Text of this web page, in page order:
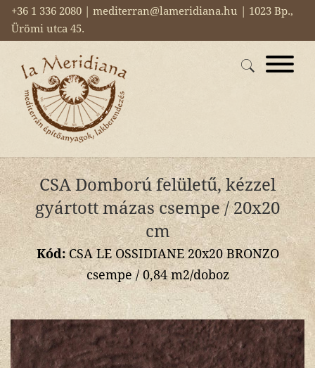
+36 1 336 2080 | mediterran@lameridiana.hu | 1023 Bp.,
Ürömi utca 45.
CSA Domború felületű, kézzel
gyártott mázas csempe / 20x20
cm
Kód:CSA LE OSSIDIANE 20x20 BRONZO
csempe / 0,84 m2/doboz